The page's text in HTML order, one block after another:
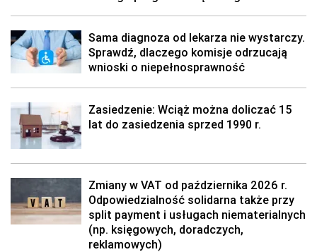
Sama diagnoza od lekarza nie wystarczy.
Sprawdź, dlaczego komisje odrzucają
wnioski o niepełnosprawność
Zasiedzenie: Wciąż można doliczać 15
lat do zasiedzenia sprzed 1990 r.
Zmiany w VAT od października 2026 r.
Odpowiedzialność solidarna także przy
split payment i usługach niematerialnych
(np. księgowych, doradczych,
reklamowych)